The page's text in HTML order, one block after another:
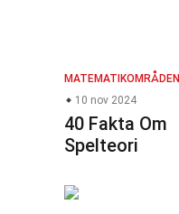
MATEMATIKOMRÅDEN
10 nov 2024
40 Fakta Om
Spelteori